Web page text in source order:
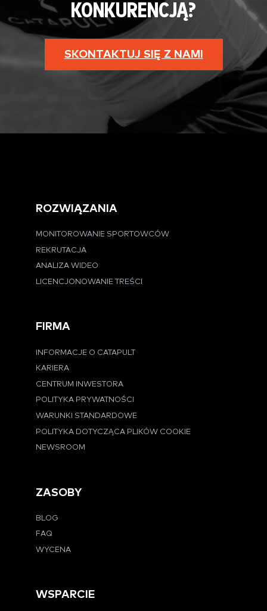
KONKURENCJĄ?
SKONTAKTUJ SIĘ Z NAMI
ROZWIĄZANIA
MONITOROWANIE SPORTOWCÓW
REKRUTACJA
ANALIZA WIDEO
LICENCJONOWANIE TREŚCI
FIRMA
INFORMACJE O CATAPULT
KARIERA
CENTRUM INWESTORA
POLITYKA PRYWATNOŚCI
WARUNKI STANDARDOWE
POLITYKA DOTYCZĄCA PLIKÓW COOKIE
NEWSROOM
ZASOBY
BLOG
FAQ
WYCENA
WSPARCIE